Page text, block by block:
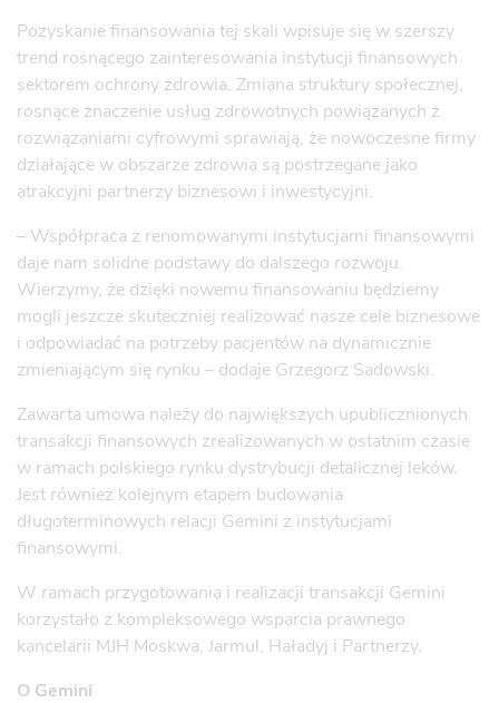
Pozyskanie finansowania tej skali wpisuje się w szerszy
trend rosnącego zainteresowania instytucji finansowych
sektorem ochrony zdrowia. Zmiana struktury społecznej,
rosnące znaczenie usług zdrowotnych powiązanych z
rozwiązaniami cyfrowymi sprawiają, że nowoczesne firmy
działające w obszarze zdrowia są postrzegane jako
atrakcyjni partnerzy biznesowi i inwestycyjni.
– Współpraca z renomowanymi instytucjami finansowymi
daje nam solidne podstawy do dalszego rozwoju.
Wierzymy, że dzięki nowemu finansowaniu będziemy
mogli jeszcze skuteczniej realizować nasze cele biznesowe
i odpowiadać na potrzeby pacjentów na dynamicznie
zmieniającym się rynku – dodaje Grzegorz Sadowski.
Zawarta umowa należy do największych upublicznionych
transakcji finansowych zrealizowanych w ostatnim czasie
w ramach polskiego rynku dystrybucji detalicznej leków.
Jest również kolejnym etapem budowania
długoterminowych relacji Gemini z instytucjami
finansowymi.
W ramach przygotowania i realizacji transakcji Gemini
korzystało z kompleksowego wsparcia prawnego
kancelarii MJH Moskwa, Jarmul, Haładyj i Partnerzy.
O Gemini